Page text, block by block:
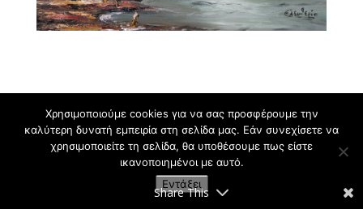
Εργαστήρι Ζωγραφικής για Παιδιά και Ενήλικες
Κρυωνάς Σ. | 2009-2021
Share This
Χρησιμοποιούμε cookies για να σας προσφέρουμε την
καλύτερη δυνατή εμπειρία στη σελίδα μας. Εάν συνεχίσετε να
χρησιμοποιείτε τη σελίδα, θα υποθέσουμε πως είστε
ικανοποιημένοι με αυτό.
Εντάξει